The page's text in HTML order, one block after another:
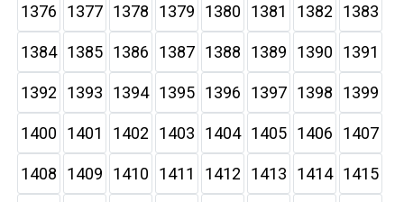
1376 1377 1378 1379 1380 1381 1382 1383
1384 1385 1386 1387 1388 1389 1390 1391
1392 1393 1394 1395 1396 1397 1398 1399
1400 1401 1402 1403 1404 1405 1406 1407
1408 1409 1410 1411 1412 1413 1414 1415